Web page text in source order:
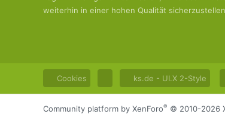
weiterhin in einer hohen Qualität
Cookies ks.de - UI.X 2-Style
Community platform by XenForo® © 2010-2026